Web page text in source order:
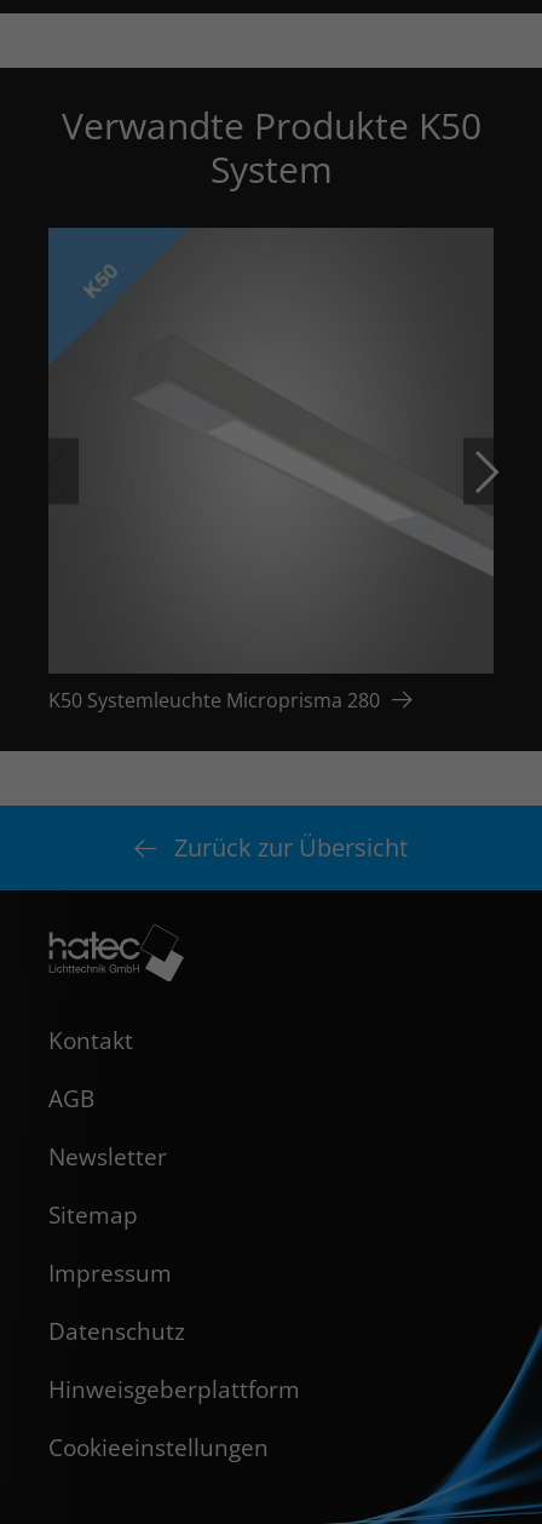
Verwandte Produkte K50
System
K50 Systemleuchte Microprisma 280
Zurück zur Übersicht
Kontakt
AGB
Newsletter
Sitemap
Impressum
Datenschutz
Hinweisgeberplattform
Cookieeinstellungen